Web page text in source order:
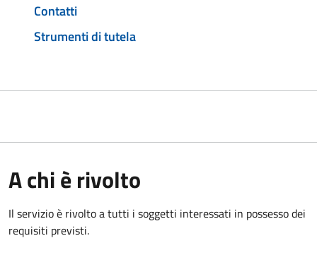
Contatti
Strumenti di tutela
A chi è rivolto
Il servizio è rivolto a tutti i soggetti interessati in possesso dei
requisiti previsti.